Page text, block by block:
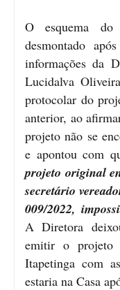
O esquema do
desmontado
informações da
Lucidalva
protocolar do
anterior, ao
projeto não se
e apontou com
projeto original
secretário
009/2022,
A Diretora
emitir o projeto
Itapetinga com
estaria na Casa